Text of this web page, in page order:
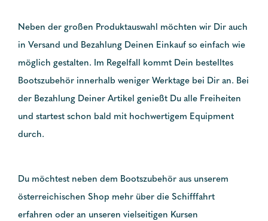
Neben der großen Produktauswahl möchten wir Dir auch
in Versand und Bezahlung Deinen Einkauf so einfach wie
möglich gestalten. Im Regelfall kommt Dein bestelltes
Bootszubehör innerhalb weniger Werktage bei Dir an. Bei
der Bezahlung Deiner Artikel genießt Du alle Freiheiten
und startest schon bald mit hochwertigem Equipment
durch.
Du möchtest neben dem Bootszubehör aus unserem
österreichischen Shop mehr über die Schifffahrt
erfahren oder an unseren vielseitigen Kursen